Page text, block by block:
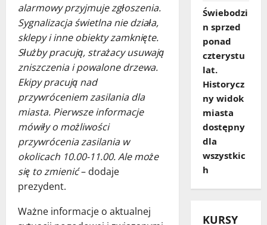
alarmowy przyjmuje zgłoszenia.
Sygnalizacja świetlna nie działa,
sklepy i inne obiekty zamknięte.
Służby pracują, strażacy usuwają
zniszczenia i powalone drzewa.
Ekipy pracują nad
przywróceniem zasilania dla
miasta. Pierwsze informacje
mówiły o możliwości
przywrócenia zasilania w
okolicach 10.00-11.00. Ale może
się to zmienić– dodaje
prezydent.
Ważne informacje o aktualnej
Świebodzi
n sprzed
ponad
czterystu
lat.
Historycz
ny widok
miasta
dostępny
dla
wszystkic
h
KURSY